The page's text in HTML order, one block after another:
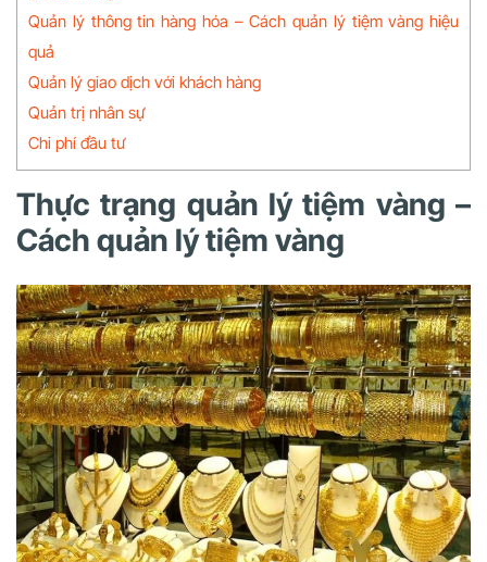
Quản lý thông tin hàng hóa – Cách quản lý tiệm vàng hiệu
quả
Quản lý giao dịch với khách hàng
Quản trị nhân sự
Chi phí đầu tư
Thực trạng quản lý tiệm vàng –
Cách quản lý tiệm vàng